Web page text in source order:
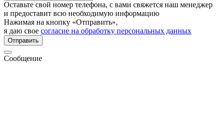
Оставьте свой номер телефона, с вами свяжется наш менеджер
и предоставит всю необходимую информацию
Нажимая на кнопку «Отправить»,
я даю свое согласие на обработку персональных данных
Отправить
Сообщение